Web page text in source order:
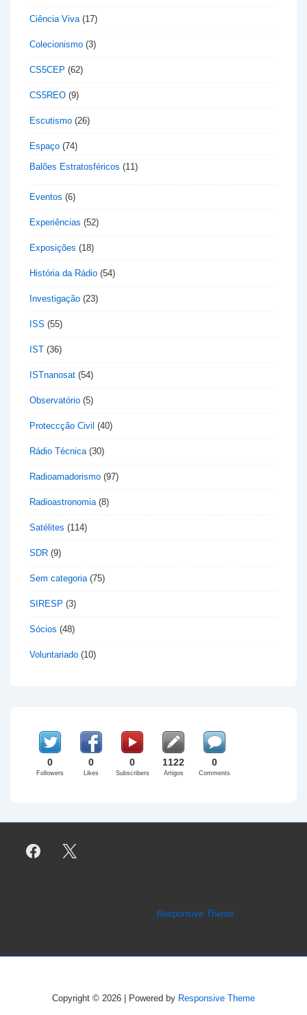
Ciência Viva(17)
Colecionismo (3)
CS5CEP (62)
CS5REO (9)
Escutismo (26)
Espaço (74)
Balões Estratosféricos (11)
Eventos (6)
Experiências (52)
Exposições (18)
História da Rádio (54)
Investigação (23)
ISS (55)
IST (36)
ISTnanosat (54)
Observatório (5)
Proteccção Civil (40)
Rádio Técnica(30)
Radioamadorismo (97)
Radioastronomia(8)
Satélites (114)
SDR (9)
Sem categoria(75)
SIRESP (3)
Sócios (48)
Voluntariado (10)
0
Followers
0
Likes
0
Subscribers
1122
Artigos
0
Comments
Responsive Theme
Copyright © 2026 | Powered by Responsive Theme